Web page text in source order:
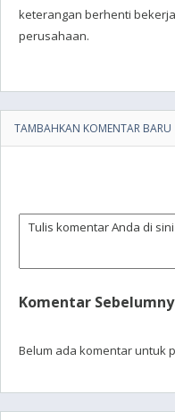
keterangan berhenti
perusahaan.
TAMBAHKAN KOMENTAR BARU
Komentar
Belum ada komentar untuk